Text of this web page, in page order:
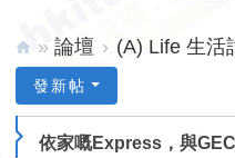
lk.
» 論壇 › (A) Life 生活
發新帖
依家嘅Express，與